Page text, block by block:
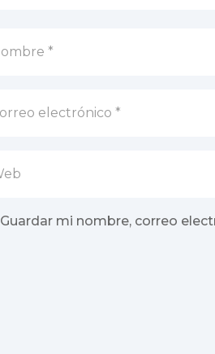
Guardar mi nombre, correo